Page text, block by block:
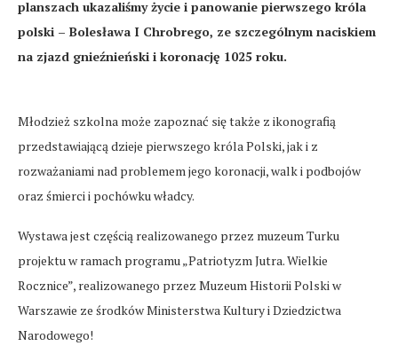
planszach ukazaliśmy życie i panowanie pierwszego króla
polski – Bolesława I Chrobrego, ze szczególnym naciskiem
na zjazd gnieźnieński i koronację 1025 roku.
Młodzież szkolna może zapoznać się także z ikonografią
przedstawiającą dzieje pierwszego króla Polski, jak i z
rozważaniami nad problemem jego koronacji, walk i podbojów
oraz śmierci i pochówku władcy.
Wystawa jest częścią realizowanego przez muzeum Turku
projektu w ramach programu „Patriotyzm Jutra. Wielkie
Rocznice”, realizowanego przez Muzeum Historii Polski w
Warszawie ze środków Ministerstwa Kultury i Dziedzictwa
Narodowego!